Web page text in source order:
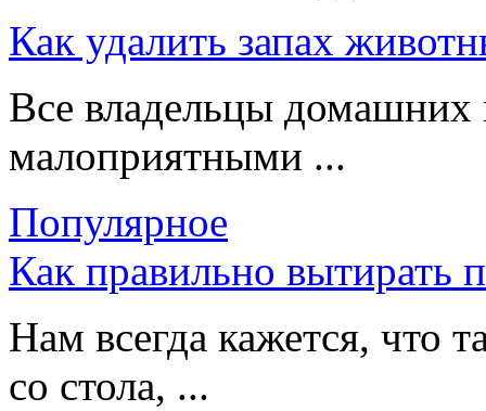
Как удалить запах
Все владельцы домашних
малоприятными ...
Популярное
Как правильно вытирать
Нам всегда кажется, что
со стола, ...